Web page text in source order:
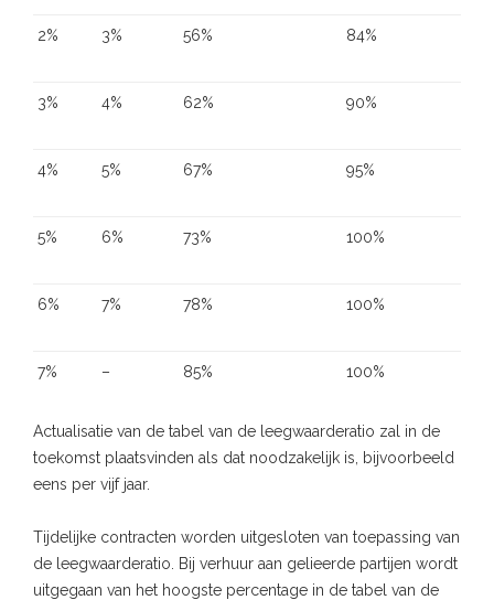
2% 3% 56% 84%
3% 4% 62% 90%
4% 5% 67% 95%
5% 6% 73% 100%
6% 7% 78% 100%
7% – 85% 100%
Actualisatie van de tabel van de leegwaarderatio zal in de
toekomst plaatsvinden als dat noodzakelijk is, bijvoorbeeld
eens per vijf jaar.
Tijdelijke contracten worden uitgesloten van toepassing van
de leegwaarderatio. Bij verhuur aan gelieerde partijen wordt
uitgegaan van het hoogste percentage in de tabel van de